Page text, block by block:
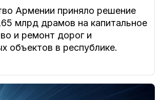
Армении приняло решение
млрд драмов на капитальное
и ремонт дорог и
объектов в республике.